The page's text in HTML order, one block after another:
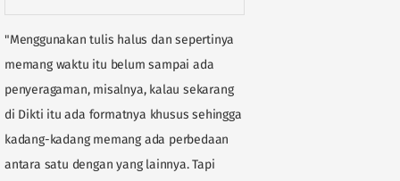
"Menggunakan tulis halus dan sepertinya
memang waktu itu belum sampai ada
penyeragaman, misalnya, kalau sekarang
di Dikti itu ada formatnya khusus sehingga
kadang-kadang memang ada perbedaan
antara satu dengan yang lainnya. Tapi